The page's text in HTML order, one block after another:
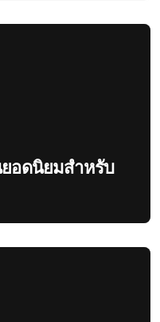
ยอดนิยมสำหรับ